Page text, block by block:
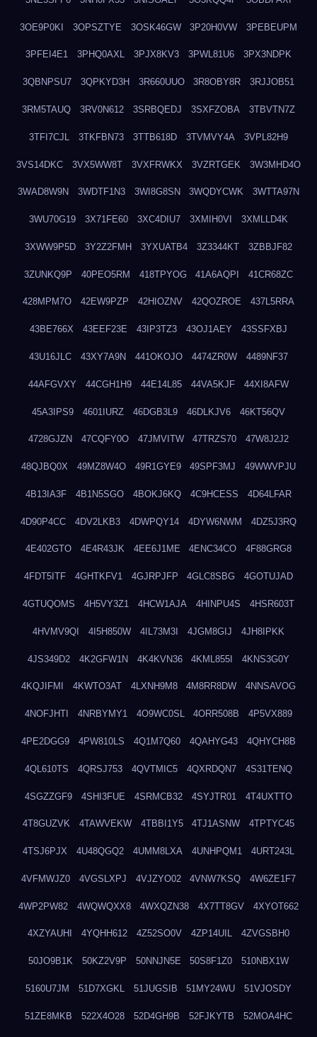
3OE9P0KI 3OPSZTYE 3OSK46GW 3P20H0VW 3PEBEUPM
3PFEI4E1 3PHQ0AXL 3PJX8KV3 3PWL81U6 3PX3NDPK
3QBNPSU7 3QPKYD3H 3R660UUO 3R8OBY8R 3RJJOB51
3RM5TAUQ 3RV0N612 3SRBQEDJ 3SXFZOBA 3TBVTN7Z
3TFI7CJL 3TKFBN73 3TTB618D 3TVMVY4A 3VPL82H9
3VS14DKC 3VX5WW8T 3VXFRWKX 3VZRTGEK 3W3MHD4O
3WAD8W9N 3WDTF1N3 3WI8G8SN 3WQDYCWK 3WTTA97N
3WU70G19 3X71FE60 3XC4DIU7 3XMIH0VI 3XMLLD4K
3XWW9P5D 3Y2Z2FMH 3YXUATB4 3Z3344KT 3ZBBJF82
3ZUNKQ9P 40PEO5RM 418TPYOG 41A6AQPI 41CR68ZC
428MPM7O 42EW9PZP 42HIOZNV 42QOZROE 437L5RRA
43BE766X 43EEF23E 43IP3TZ3 43OJ1AEY 43SSFXBJ
43U16JLC 43XY7A9N 441OKOJO 4474ZR0W 4489NF37
44AFGVXY 44CGH1H9 44E14L85 44VA5KJF 44XI8AFW
45A3IPS9 4601IURZ 46DGB3L9 46DLKJV6 46KT56QV
4728GJZN 47CQFY0O 47JMVITW 47TRZS70 47W8J2J2
48QJBQ0X 49MZ8W4O 49R1GYE9 49SPF3MJ 49WWVPJU
4B13IA3F 4B1N5SGO 4BOKJ6KQ 4C9HCESS 4D64LFAR
4D90P4CC 4DV2LKB3 4DWPQY14 4DYW6NWM 4DZ5J3RQ
4E402GTO 4E4R43JK 4EE6J1ME 4ENC34CO 4F88GRG8
4FDT5ITF 4GHTKFV1 4GJRPJFP 4GLC8SBG 4GOTUJAD
4GTUQOMS 4H5VY3Z1 4HCW1AJA 4HINPU4S 4HSR603T
4HVMV9QI 4I5H850W 4IL73M3I 4JGM8GIJ 4JH8IPKK
4JS349D2 4K2GFW1N 4K4KVN36 4KML855I 4KNS3G0Y
4KQJIFMI 4KWTO3AT 4LXNH9M8 4M8RR8DW 4NNSAVOG
4NOFJHTI 4NRBYMY1 4O9WC0SL 4ORR508B 4P5VX889
4PE2DGG9 4PW810LS 4Q1M7Q60 4QAHYG43 4QHYCH8B
4QL610TS 4QRSJ753 4QVTMIC5 4QXRDQN7 4S31TENQ
4SGZZGF9 4SHI3FUE 4SRMCB32 4SYJTR01 4T4UXTTO
4T8GUZVK 4TAWVEKW 4TBBI1Y5 4TJ1ASNW 4TPTYC45
4TSJ6PJX 4U48QGQ2 4UMM8LXA 4UNHPQM1 4URT243L
4VFMWJZ0 4VGSLXPJ 4VJZYO02 4VNW7KSQ 4W6ZE1F7
4WP2PW82 4WQWQXX8 4WXQZN38 4X7TT8GV 4XYOT662
4XZYAUHI 4YQHH612 4Z52SO0V 4ZP14UIL 4ZVGSBH0
50JO9B1K 50KZ2V9P 50NNJN5E 50S8F1Z0 510NBX1W
5160U7JM 51D7XGKL 51JUGSIB 51MY24WU 51VJOSDY
51ZE8MKB 522X4O28 52D4GH9B 52FJKYTB 52MOA4HC